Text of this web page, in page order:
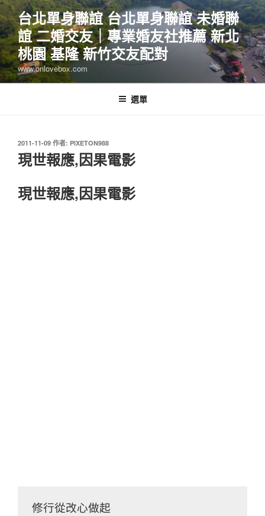
跳
至
主
要
內
容
台北單身聯誼 台北單身聯誼 未婚聯
誼 二婚交友｜專業婚友社推薦 新北
桃園 基隆 新竹交友配對
www.onlovebox.com
選單
發
佈
於
2011-11-09 作者: PIXETON988
現世報應,因果電影
現世報應,因果電影
修行從改心做起